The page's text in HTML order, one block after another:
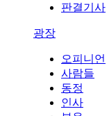
판결기사
광장
오피니언
사람들
동정
인사